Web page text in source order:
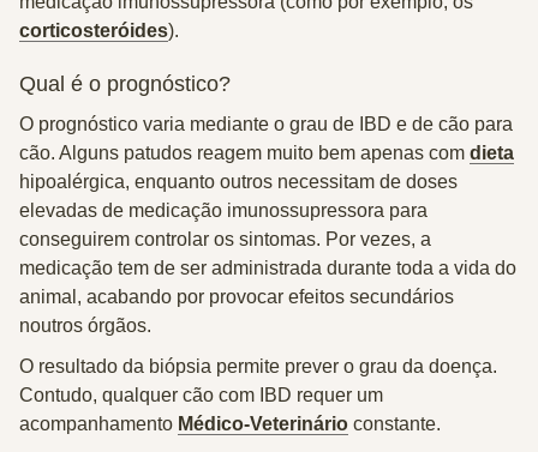
corticosteróides).
Qual é o prognóstico?
O prognóstico varia mediante o grau de IBD e de cão para
cão. Alguns patudos reagem muito bem apenas com dieta
hipoalérgica, enquanto outros necessitam de doses
elevadas de medicação imunossupressora para
conseguirem controlar os sintomas. Por vezes, a
medicação tem de ser administrada durante toda a vida do
animal, acabando por provocar efeitos secundários
noutros órgãos.
O resultado da biópsia permite prever o grau da doença.
Contudo, qualquer cão com IBD requer um
acompanhamento Médico-Veterinário constante.